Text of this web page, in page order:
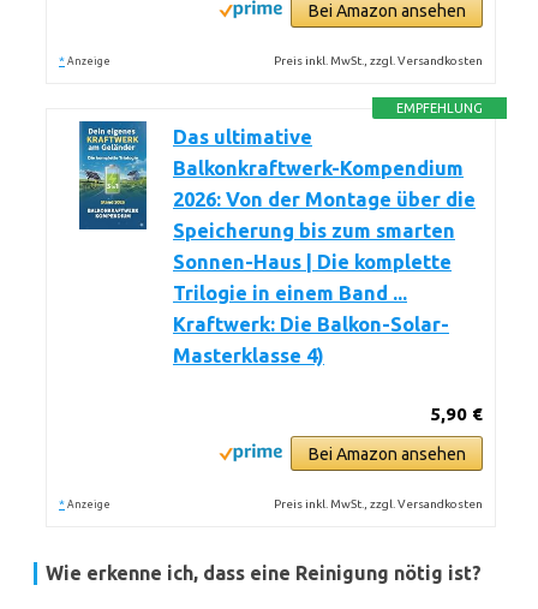
Bei Amazon ansehen
* Anzeige Preis inkl. MwSt., zzgl. Versandkosten
EMPFEHLUNG
Das ultimative
Balkonkraftwerk-Kompendium
2026: Von der Montage über die
Speicherung bis zum smarten
Sonnen-Haus | Die komplette
Trilogie in einem Band ...
Kraftwerk: Die Balkon-Solar-
Masterklasse 4)
5,90 €
Bei Amazon ansehen
* Anzeige Preis inkl. MwSt., zzgl. Versandkosten
Wie erkenne ich, dass eine Reinigung nötig ist?